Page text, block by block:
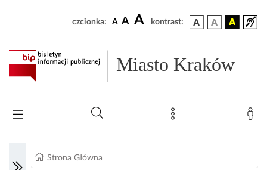
czcionka: A A A kontrast:
Miasto Kraków
Strona Główna